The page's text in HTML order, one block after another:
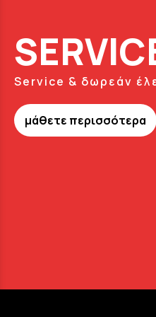
Service & δωρεάν
μάθετε περισσότερα